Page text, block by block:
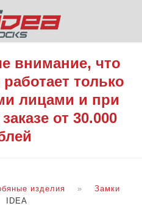
внимание, что
только
лицами и при
от 30.000
изделия
Замки
IDEA